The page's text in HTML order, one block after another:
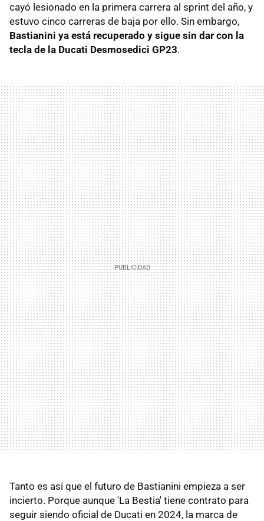
cayó lesionado en la primera carrera al sprint del año, y
estuvo cinco carreras de baja por ello. Sin embargo,
Bastianini ya está recuperado y sigue sin dar con la
tecla de la Ducati Desmosedici GP23.
Tanto es así que el futuro de Bastianini empieza a ser
incierto. Porque aunque 'La Bestia' tiene contrato para
seguir siendo oficial de Ducati en 2024, la marca de